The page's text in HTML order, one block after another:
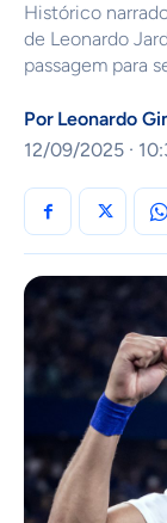
Histórico
de Leonardo
passagem para
Por Leonardo
12/09/2025 ·